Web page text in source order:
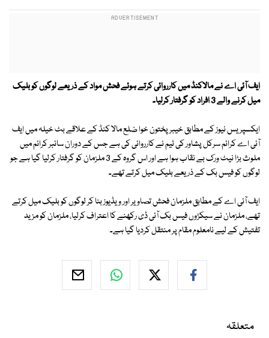
ایف آئی اے نے مالاکنڈ میں کارروائی کرتے ہوئے فحش مواد کے ذریعے لوگوں کو بلیک
میل کرنے والے 3 افراد کو گرفتار کرلیا۔
ایکسپریس نیوز کے مطابق خیبر پختون خوا ضلع مالا کنڈ کے علاقے بٹ خیلہ میں ایف
آئی اے کرائم سرکل پشاور کی ٹیم نے کارروائی کی ہے جس کے دوران سائبر کرائم میں
ملوث بڑا نیٹ ورک بے نقاب ہوا ہے اور اس گروہ کے 3 ملزمان کو گرفتار کرلیا گیا ہے جو
لوگوں کو فیس بک کے ذریعے بلیک میل کرتے تھے۔
ایف آئی اے کے مطابق ملزمان فحش تصاویر اور ویڈیوز بنا کر لوگوں کو بلیک میل کرتے
تھے، ملزمان نے سیکڑوں فیس بک آئی ڈی رکھنے کا اعتراف کرلیا، ملزمان کو مزید
تفتیش کے لیے نامعلوم مقام پر منتقل کردیا گیا ہے۔
متعلقہ